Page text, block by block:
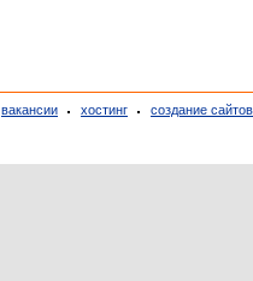
вакансии хостинг создание сайтов